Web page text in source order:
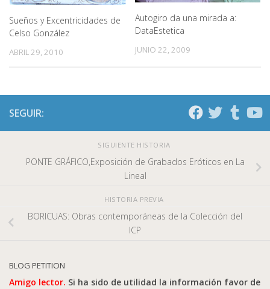
Sueños y Excentricidades de
Celso González
ABRIL 29, 2010
Autogiro da una mirada a:
DataEstetica
JUNIO 22, 2009
SEGUIR:
SIGUIENTE HISTORIA
PONTE GRÁFICO,Exposición de Grabados Eróticos en La
Lineal
HISTORIA PREVIA
BORICUAS: Obras contemporáneas de la Colección del
ICP
BLOG PETITION
Amigo lector. Si ha sido de utilidad la información favor de